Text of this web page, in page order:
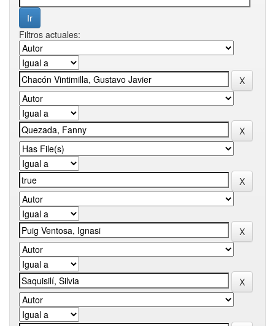
Filtros actuales: